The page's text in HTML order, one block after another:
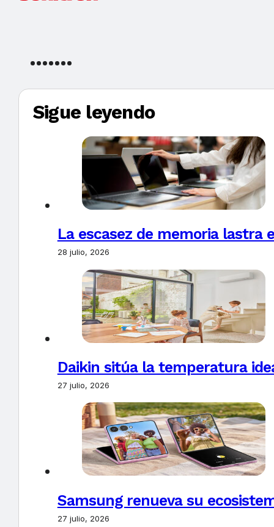
Sigue leyendo
La escasez de memoria lastra
28 julio, 2026
Daikin sitúa la temperatura
27 julio, 2026
Samsung renueva su
27 julio, 2026